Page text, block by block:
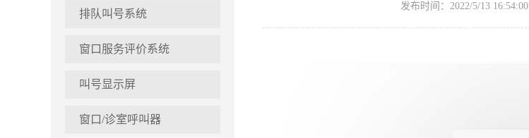
排队叫号系统
窗口服务评价系统
叫号显示屏
窗口/诊室呼叫器
发布时间：2022/5/13 16:54:00